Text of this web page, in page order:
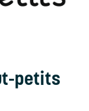
petits